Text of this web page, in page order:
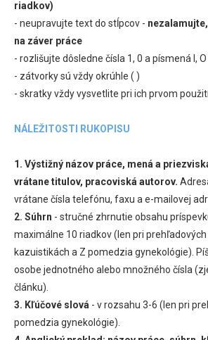
riadkov)
- neupravujte text do stĺpcov -
na záver práce
- rozlišujte dôsledne čísla 1, 0 a písmená l, O
- zátvorky sú vždy okrúhle ( )
- skratky vždy vysvetlite pri ich prvom
NÁLEŽITOSTI RUKOPISU
1. Výstižný názov práce, mená a
vrátane titulov, pracoviská autorov.
vrátane čísla telefónu, faxu a e-mailovej
2. Súhrn - stručné zhrnutie obsahu
maximálne 10 riadkov (len pri prehľadových
kazuistikách a Z pomedzia gynekológie).
osobe jednotného alebo množného čísla
článku).
3. Kľúčové slová - v rozsahu 3-6 (len pri
pomedzia gynekológie).